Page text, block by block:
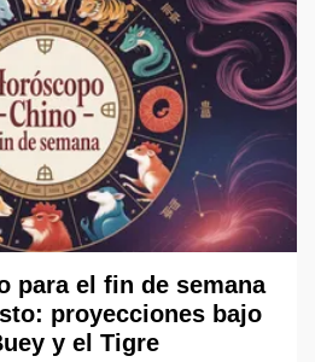
para el fin de semana
proyecciones bajo
y el Tigre